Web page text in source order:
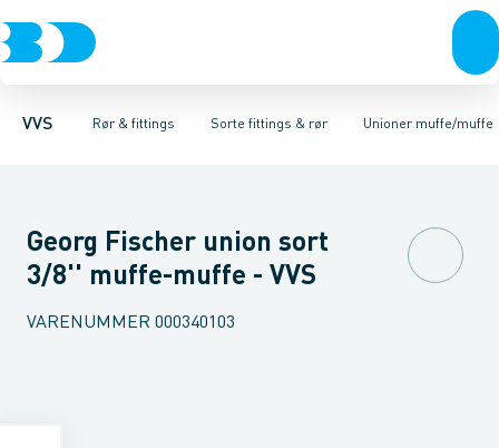
VVS Rør & fittings
Rør & fittingsPressfittings & rørKuglehaner & ventilerAfløb
Sorte fittings & rør
Sorte fittings & rørGalvaniseret fittings & rørRustfrit fittings
Unioner muffe/muffe
RørNippelrørVinkler muffe-nippelVinkler muffe-muffeT-
Georg Fischer union sort
3/8'' muffe-muffe - VVS
VARENUMMER 000340103